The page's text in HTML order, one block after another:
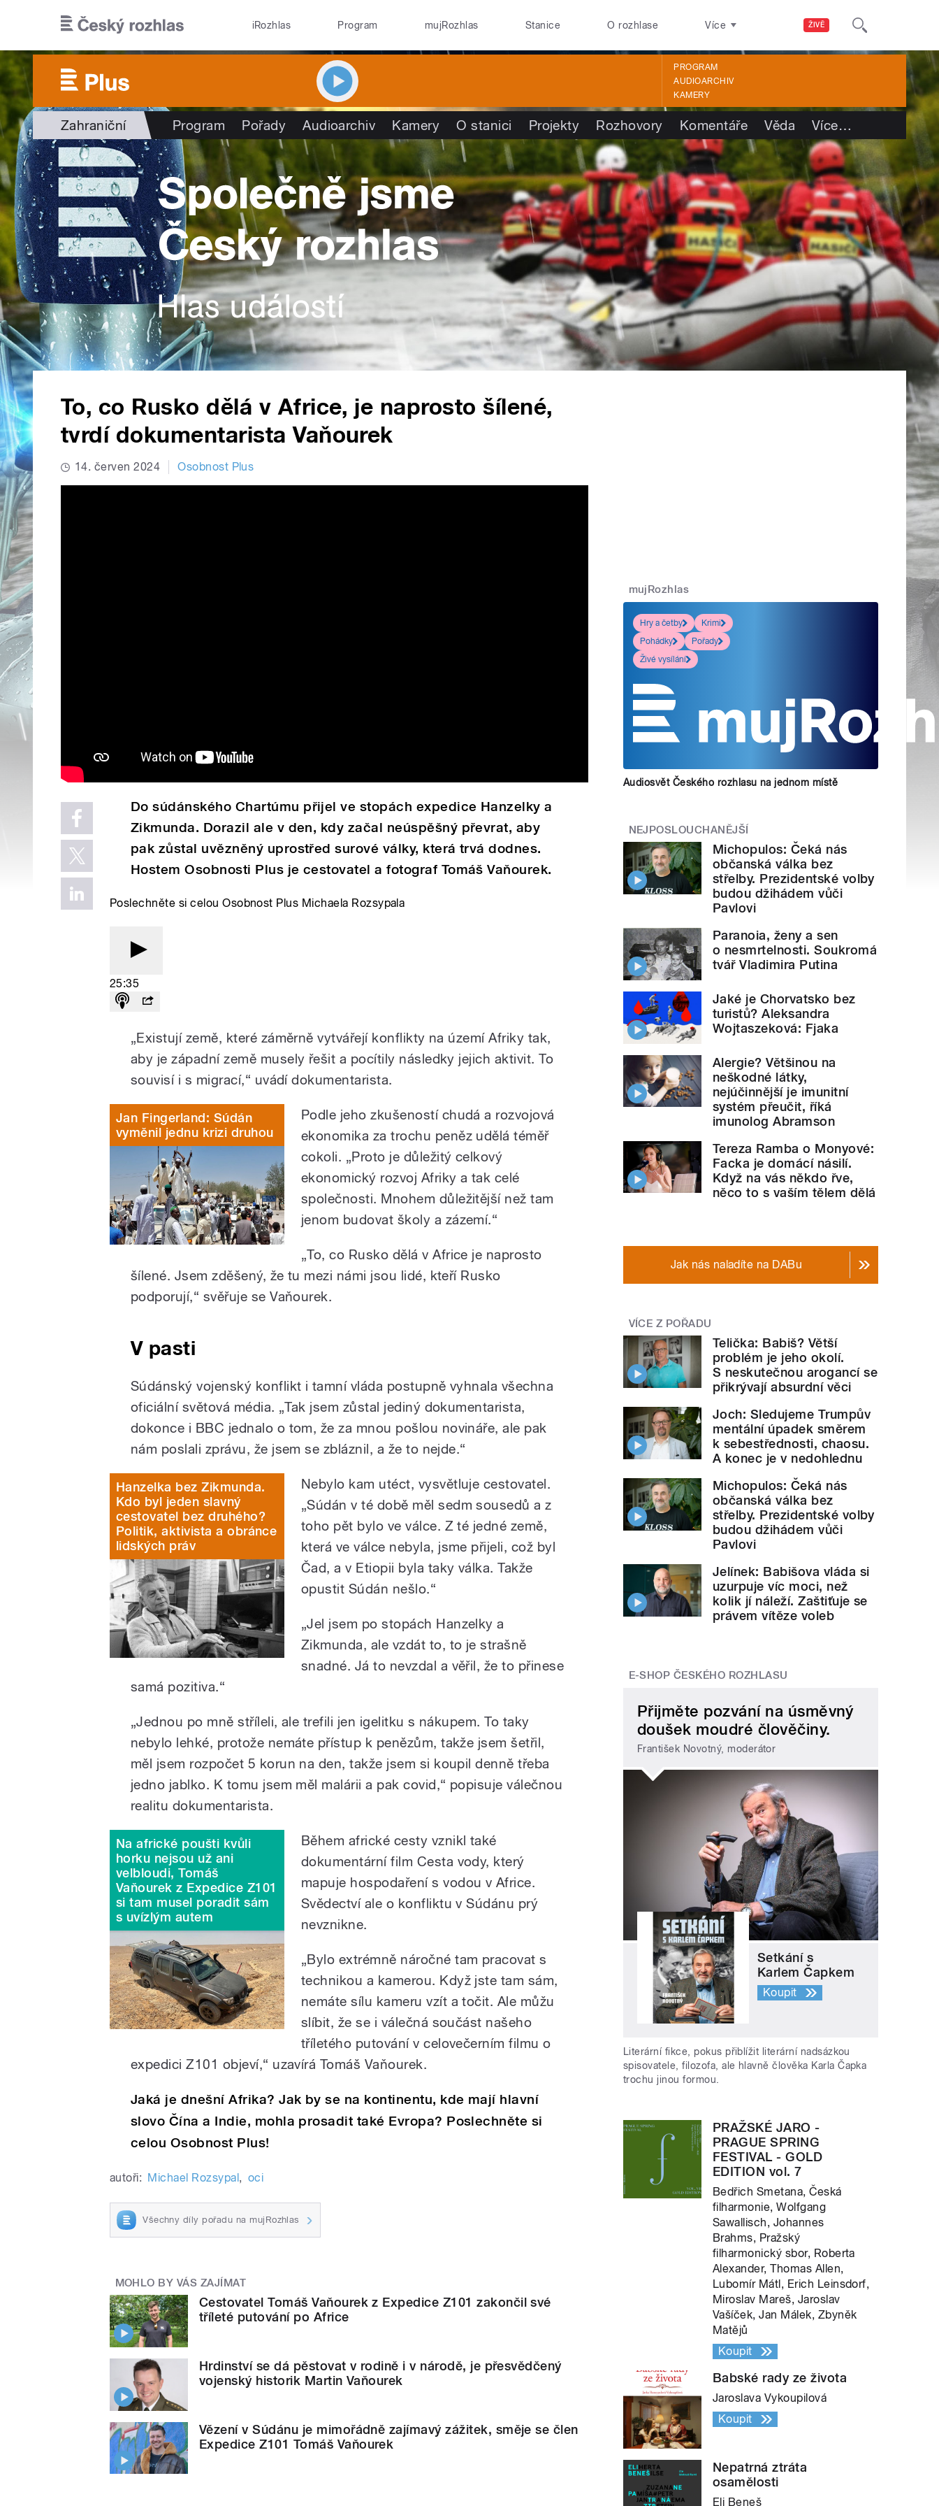
ŽIVĚ
iRozhlas Program mujRozhlas Stanice O rozhlase Více
PROGRAM
AUDIOARCHIV
KAMERY
Zahraniční Program Pořady Audioarchiv Kamery O stanici Projekty Rozhovory Komentáře Věda Více…
To, co Rusko dělá v Africe, je naprosto šílené,
tvrdí dokumentarista Vaňourek
14. červen 2024 Osobnost Plus
Do súdánského Chartúmu přijel ve stopách expedice Hanzelky a
Zikmunda. Dorazil ale v den, kdy začal neúspěšný převrat, aby
pak zůstal uvězněný uprostřed surové války, která trvá dodnes.
Hostem Osobnosti Plus je cestovatel a fotograf Tomáš Vaňourek.
Poslechněte si celou Osobnost Plus Michaela Rozsypala
25:35
„Existují země, které záměrně vytvářejí konflikty na území Afriky tak,
aby je západní země musely řešit a pocítily následky jejich aktivit. To
souvisí i s migrací,“ uvádí dokumentarista.
Jan Fingerland: Súdán
vyměnil jednu krizi druhou
Podle jeho zkušeností chudá a rozvojová
ekonomika za trochu peněz udělá téměř
cokoli. „Proto je důležitý celkový
ekonomický rozvoj Afriky a tak celé
společnosti. Mnohem důležitější než tam
jenom budovat školy a zázemí.“
„To, co Rusko dělá v Africe je naprosto
šílené. Jsem zděšený, že tu mezi námi jsou lidé, kteří Rusko
podporují,“ svěřuje se Vaňourek.
V pasti
Súdánský vojenský konflikt i tamní vláda postupně vyhnala všechna
oficiální světová média. „Tak jsem zůstal jediný dokumentarista,
dokonce i BBC jednalo o tom, že za mnou pošlou novináře, ale pak
nám poslali zprávu, že jsem se zbláznil, a že to nejde.“
Hanzelka bez Zikmunda.
Kdo byl jeden slavný
cestovatel bez druhého?
Politik, aktivista a obránce
lidských práv
Nebylo kam utéct, vysvětluje cestovatel.
„Súdán v té době měl sedm sousedů a z
toho pět bylo ve válce. Z té jedné země,
která ve válce nebyla, jsme přijeli, což byl
Čad, a v Etiopii byla taky válka. Takže
opustit Súdán nešlo.“
„Jel jsem po stopách Hanzelky a
Zikmunda, ale vzdát to, to je strašně
snadné. Já to nevzdal a věřil, že to přinese
samá pozitiva.“
„Jednou po mně stříleli, ale trefili jen igelitku s nákupem. To taky
nebylo lehké, protože nemáte přístup k penězům, takže jsem šetřil,
měl jsem rozpočet 5 korun na den, takže jsem si koupil denně třeba
jedno jablko. K tomu jsem měl malárii a pak covid,“ popisuje válečnou
realitu dokumentarista.
Na africké poušti kvůli
horku nejsou už ani
velbloudi, Tomáš
Vaňourek z Expedice Z101
si tam musel poradit sám
s uvízlým autem
Během africké cesty vznikl také
dokumentární film Cesta vody, který
mapuje hospodaření s vodou v Africe.
Svědectví ale o konfliktu v Súdánu prý
nevznikne.
„Bylo extrémně náročné tam pracovat s
technikou a kamerou. Když jste tam sám,
nemáte sílu kameru vzít a točit. Ale můžu
slíbit, že se i válečná součást našeho
tříletého putování v celovečerním filmu o
expedici Z101 objeví,“ uzavírá Tomáš Vaňourek.
Jaká je dnešní Afrika? Jak by se na kontinentu, kde mají hlavní
slovo Čína a Indie, mohla prosadit také Evropa? Poslechněte si
celou Osobnost Plus!
autoři: Michael Rozsypal, oci
Všechny díly pořadu na mujRozhlas
MOHLO BY VÁS ZAJÍMAT
Cestovatel Tomáš Vaňourek z Expedice Z101 zakončil své
tříleté putování po Africe
Hrdinství se dá pěstovat v rodině i v národě, je přesvědčený
vojenský historik Martin Vaňourek
Vězení v Súdánu je mimořádně zajímavý zážitek, směje se člen
Expedice Z101 Tomáš Vaňourek
mujRozhlas
Hry a četby
Krimi
Pohádky
Pořady
Živé vysílání
Audiosvět Českého rozhlasu na jednom místě
NEJPOSLOUCHANĚJŠÍ
Michopulos: Čeká nás
občanská válka bez
střelby. Prezidentské volby
budou džihádem vůči
Pavlovi
Paranoia, ženy a sen
o nesmrtelnosti. Soukromá
tvář Vladimira Putina
Jaké je Chorvatsko bez
turistů? Aleksandra
Wojtaszeková: Fjaka
Alergie? Většinou na
neškodné látky,
nejúčinnější je imunitní
systém přeučit, říká
imunolog Abramson
Tereza Ramba o Monyové:
Facka je domácí násilí.
Když na vás někdo řve,
něco to s vaším tělem dělá
Jak nás naladíte na DABu
VÍCE Z POŘADU
Telička: Babiš? Větší
problém je jeho okolí.
S neskutečnou arogancí se
přikrývají absurdní věci
Joch: Sledujeme Trumpův
mentální úpadek směrem
k sebestřednosti, chaosu.
A konec je v nedohlednu
Michopulos: Čeká nás
občanská válka bez
střelby. Prezidentské volby
budou džihádem vůči
Pavlovi
Jelínek: Babišova vláda si
uzurpuje víc moci, než
kolik jí náleží. Zaštiťuje se
právem vítěze voleb
E-SHOP ČESKÉHO ROZHLASU
Přijměte pozvání na úsměvný
doušek moudré člověčiny.
František Novotný, moderátor
Setkání s
Karlem Čapkem
Koupit
Literární fikce, pokus přiblížit literární nadsázkou
spisovatele, filozofa, ale hlavně člověka Karla Čapka
trochu jinou formou.
PRAŽSKÉ JARO -
PRAGUE SPRING
FESTIVAL - GOLD
EDITION vol. 7
Bedřich Smetana, Česká
filharmonie, Wolfgang
Sawallisch, Johannes
Brahms, Pražský
filharmonický sbor, Roberta
Alexander, Thomas Allen,
Lubomír Mátl, Erich Leinsdorf,
Miroslav Mareš, Jaroslav
Vašíček, Jan Málek, Zbyněk
Matějů
Koupit
Babské rady ze života
Jaroslava Vykoupilová
Koupit
Nepatrná ztráta
osamělosti
Eli Beneš